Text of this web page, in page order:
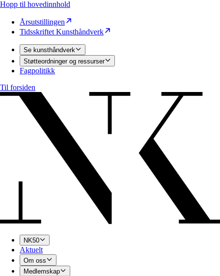
Hopp til hovedinnhold
Årsutstillingen
Tidsskriftet Kunsthåndverk
Se kunsthåndverk
Støtteordninger og ressurser
Fagpolitikk
Til forsiden
NK50
Aktuelt
Om oss
Medlemskap